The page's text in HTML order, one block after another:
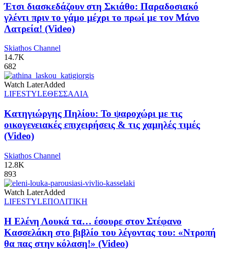
Έτσι διασκεδάζουν στη Σκιάθο: Παραδοσιακό
γλέντι πριν το γάμο μέχρι το πρωί με τον Μάνο
Λατρεία! (Video)
Skiathos Channel
14.7K
682
Watch LaterAdded
LIFESTYLEΘΕΣΣΑΛΙΑ
Κατηγιώργης Πηλίου: Το ψαροχώρι με τις
οικογενειακές επιχειρήσεις & τις χαμηλές τιμές
(Video)
Skiathos Channel
12.8K
893
Watch LaterAdded
LIFESTYLEΠΟΛΙΤΙΚΗ
Η Ελένη Λουκά τα… έσουρε στον Στέφανο
Κασσελάκη στο βιβλίο του λέγοντας του: «Ντροπή
θα πας στην κόλαση!» (Video)